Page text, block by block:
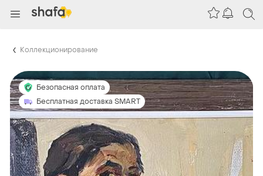
Коллекционирование
Безопасная оплата
Бесплатная доставка SMART